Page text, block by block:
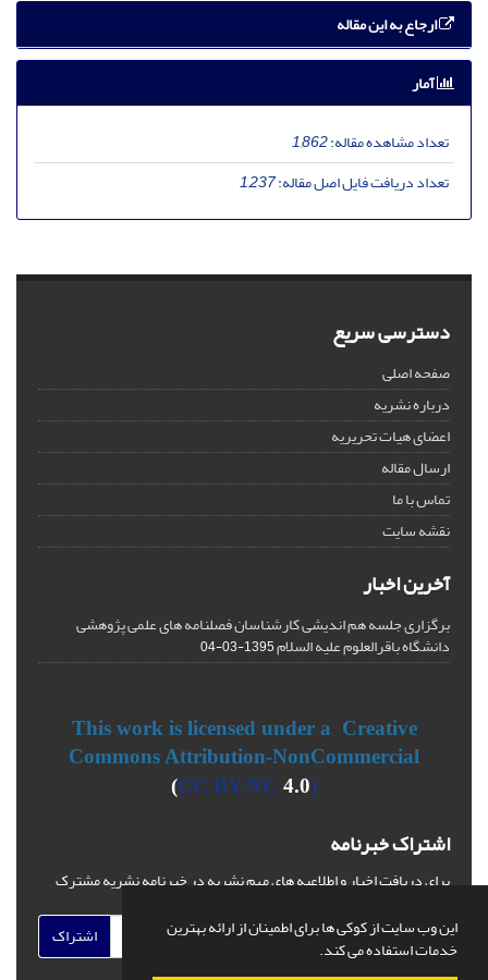
این وب سایت از کوکی ها برای اطمینان از ارائه بهترین
خدمات استفاده می کند.
ارجاع به این مقاله
آمار
تعداد مشاهده مقاله:1,862
تعداد دریافت فایل اصل مقاله:1,237
دسترسی سریع
صفحه اصلی
درباره نشریه
اعضای هیات تحریریه
ارسال مقاله
تماس با ما
نقشه سایت
آخرین اخبار
برگزاری جلسه هم اندیشی کارشناسان فصلنامه های علمی پژوهشی
دانشگاه باقرالعلوم علیه السلام1395-03-04
This work is licensed under a Creative
Commons Attribution-NonCommercial
(
CC BY-NC 4.0)
اشتراک خبرنامه
برای دریافت اخبار و اطلاعیه های مهم نشریه در خبرنامه نشریه مشترک
اشتراک